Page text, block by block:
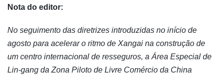
Nota do editor:
No seguimento das diretrizes introduzidas no início de
agosto para acelerar o ritmo de Xangai na construção de
um centro internacional de resseguros, a Área Especial de
Lin-gang da Zona Piloto de Livre Comércio da China